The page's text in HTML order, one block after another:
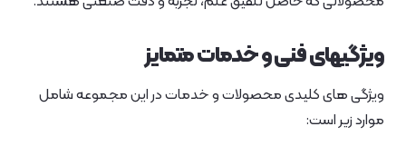
ویژگیهای فنی و خدمات متمایز
ویژگی‌ های کلیدی محصولات و خدمات در این مجموعه شامل
موارد زیر است: